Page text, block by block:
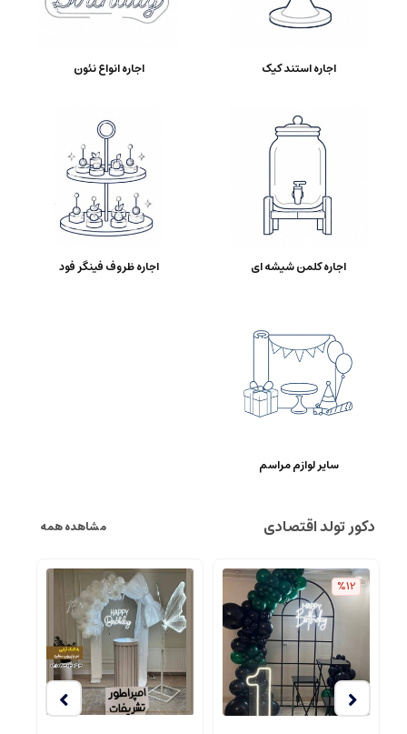
اجاره استند کیک اجاره انواع نئون
اجاره کلمن شیشه ای اجاره ظروف فینگر فود
سایر لوازم مراسم
دکور تولد اقتصادی مشاهده همه
%12